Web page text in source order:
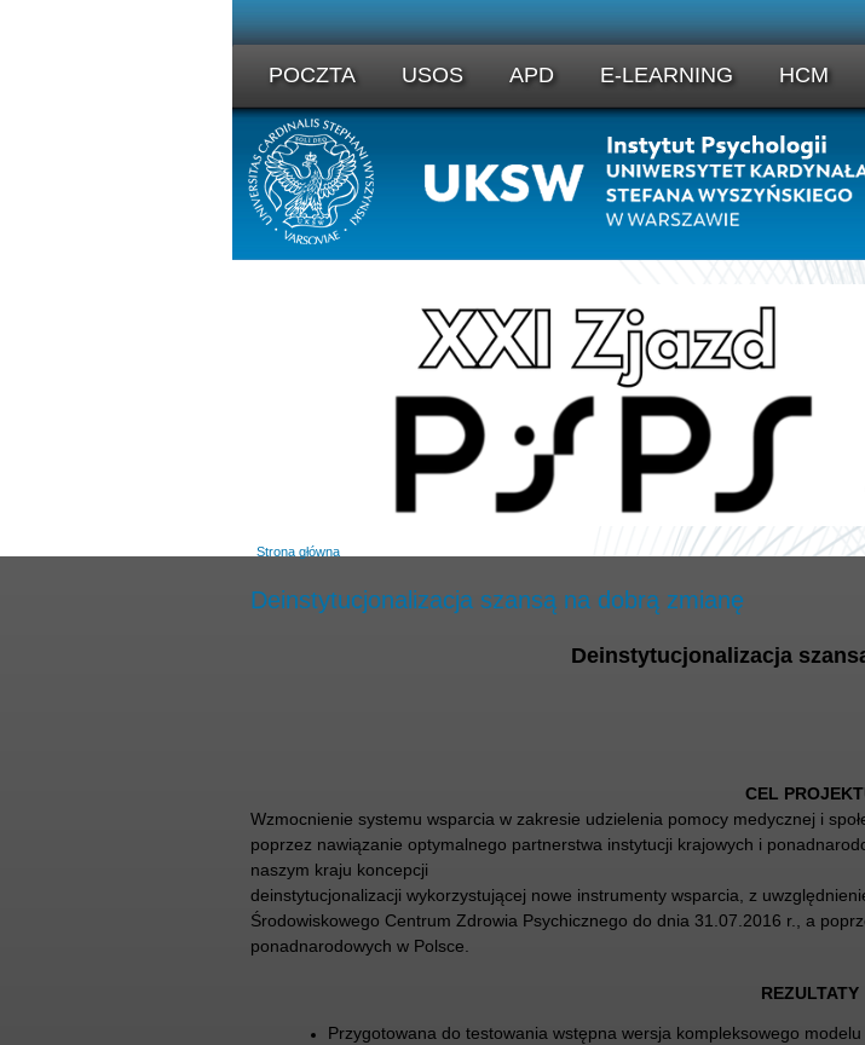
POCZTA USOS APD E-LEARNING HCM
Strona główna
Deinstytucjonalizacja szansą na dobrą zmianę
Deinstytucjonalizacja
CEL
Wzmocnienie systemu wsparcia w zakresie udzielenia pomocy medycznej i
poprzez nawiązanie optymalnego partnerstwa instytucji krajowych i
naszym kraju koncepcji
deinstytucjonalizacji wykorzystującej nowe instrumenty wsparcia, z
Środowiskowego Centrum Zdrowia Psychicznego do dnia 31.07.2016 r., a
ponadnarodowych w Polsce.
REZULTATY
Przygotowana do testowania wstępna wersja kompleksowego